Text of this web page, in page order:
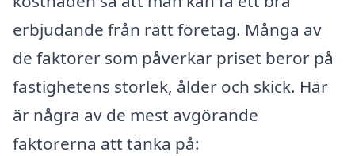
erbjudande från rätt företag. Många av
de faktorer som påverkar priset beror på
fastighetens storlek, ålder och skick. Här
är några av de mest avgörande
faktorerna att tänka på: